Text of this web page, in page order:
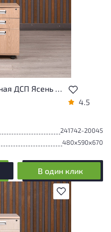
степенями
к
следов
об износе в
Тумба подкатная ДСП Ясень шимо Россия
4.5
241742-20045
480x590x670
В один клик
В избранное